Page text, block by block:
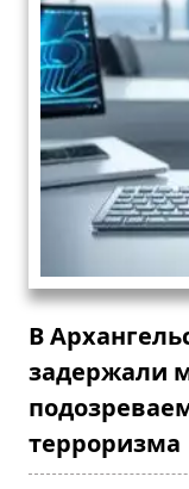
В
задержали
терроризма